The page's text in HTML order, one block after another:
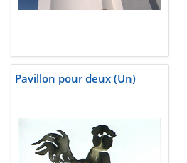
Pavillon pour deux (Un)